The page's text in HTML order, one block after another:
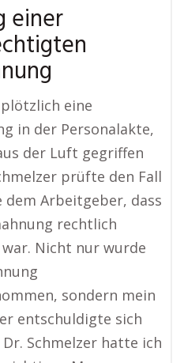
einer
eine
in der Personalakte,
der Luft gegriffen
prüfte den Fall
dem Arbeitgeber, dass
rechtlich
Nicht nur wurde
sondern mein
entschuldigte sich
Schmelzer hatte ich